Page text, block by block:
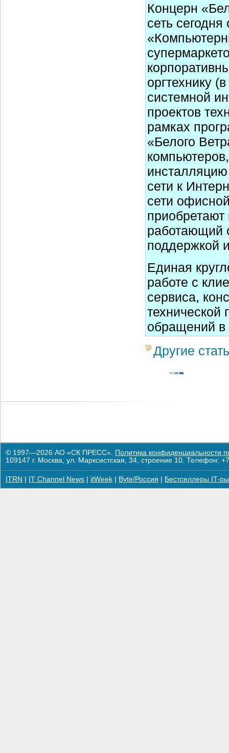
Концерн
сеть
оргтехнику
системной
проектов
рамках
«Белого
сети к
сети
приобретают
работающий
поддержкой
Единая
работе с
сервиса,
обращений в
Другие
© 1997—2026 АО «СК ПРЕСС». Политика конфиденциальности
109147 г. Москва, ул. Марксистская, 34, строение 10. Телефон:
ITRN IT Channel News itWeek Byte/Россия Бестселлеры IT-